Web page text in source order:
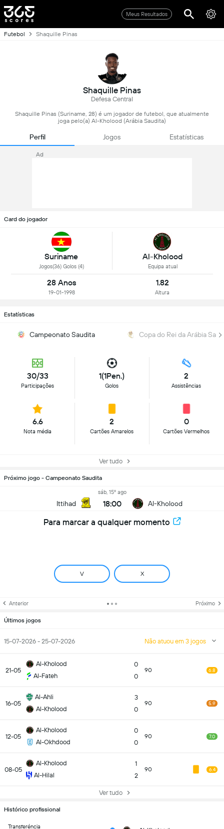
Meus Resultados
Futebol Shaquille Pinas
Shaquille Pinas
Defesa Central
Shaquille Pinas (Suriname, 28) é um jogador de futebol, que atualmente
joga pelo(a) Al-Kholood (Arábia Saudita)
Perfil Jogos Estatísticas
Ad
Card do jogador
Suriname
Jogos(36) Golos (4)
Al-Kholood
Equipa atual
28 Anos
19-01-1998
1.82
Altura
Estatísticas
Campeonato Saudita Copa do Rei da Arábia
30/33
Participações
1(1Pen.)
Golos
2
Assistências
6.6
Nota média
2
Cartões Amarelos
0
Cartões Vermelhos
Ver tudo
Próximo jogo - Campeonato Saudita
Ittihad
sáb, 15º ago
18:00 Al-Kholood
Para marcar a qualquer momento
V X
Anterior Próximo
Últimos jogos
15-07-2026 - 25-07-2026 Não atuou em 3 jogos
21-05
Al-Kholood
Al-Fateh
0
0
90 6.8
16-05
Al-Ahli
Al-Kholood
3
0
90 5.9
12-05
Al-Kholood
Al-Okhdood
0
0
90 7.0
08-05
Al-Kholood
Al-Hilal
1
2
90 6.4
Ver tudo
Histórico profissional
Transferéncia